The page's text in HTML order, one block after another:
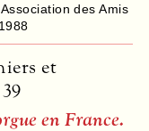
Association des Amis
et
en France.